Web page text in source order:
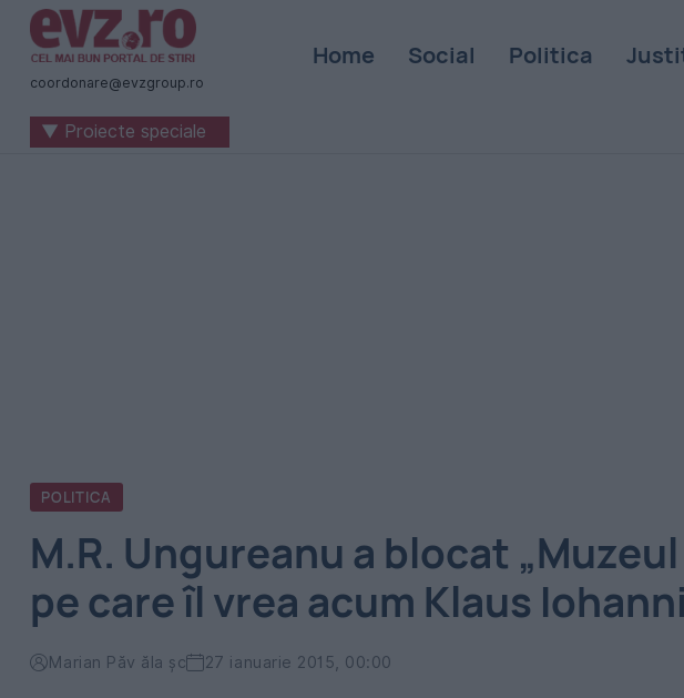
Știri
naționale
internaționale
coordonare@evzgroup.ro
Home Social Politica
▼ Proiecte speciale
POLITICA
M.R. Ungureanu a blocat
pe care îl vrea acum Klaus
Marian Păv ăla şc 27 ianuarie 2015, 00:00